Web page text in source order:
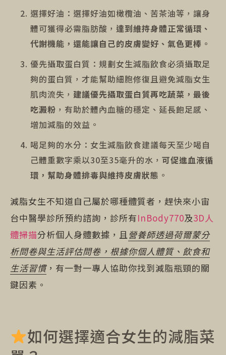
選擇好油：選擇好油如橄欖油、苦茶油等，讓身
體可獲得必需脂肪酸， 達到維持身體正常循環、
代謝機能，還能讓自己的皮膚變好、氣色更棒 。
優先攝取蛋白質：規劃女生減脂飲食必須攝取足
夠的蛋白質，才能幫助細胞修復且避免減脂女生
肌肉流失， 建議優先攝取蛋白質再吃蔬菜，最後
吃澱粉 ，有助於體內血糖的穩定、延長飽足感、
增加減脂的效益。
喝足夠的水分：女生減脂飲食建議每天至少喝自
己體重數字乘以30至35毫升的水， 可促進血液循
環，幫助身體排毒與維持皮膚狀態 。
減脂女生不知道自己屬於哪種體質者，趕快來小宙
台中醫學診所預約諮詢，診所有InBody770及3D人
體掃描分析個人身體數據，且 營養師透過荷爾蒙分
析問卷與生活評估問卷，根據你個人體質、飲食和
生活習慣，有一對一專人協助你找到減脂瓶頸的關
鍵因素。
如何選擇適合女生的減脂菜